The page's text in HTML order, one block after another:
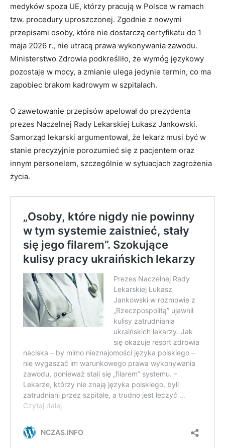
medyków spoza UE, którzy pracują w Polsce w ramach
tzw. procedury uproszczonej. Zgodnie z nowymi
przepisami osoby, które nie dostarczą certyfikatu do 1
maja 2026 r., nie utracą prawa wykonywania zawodu.
Ministerstwo Zdrowia podkreśliło, że wymóg językowy
pozostaje w mocy, a zmianie ulega jedynie termin, co ma
zapobiec brakom kadrowym w szpitalach.
O zawetowanie przepisów apelował do prezydenta
prezes Naczelnej Rady Lekarskiej Łukasz Jankowski.
Samorząd lekarski argumentował, że lekarz musi być w
stanie precyzyjnie porozumieć się z pacjentem oraz
innym personelem, szczególnie w sytuacjach zagrożenia
życia.